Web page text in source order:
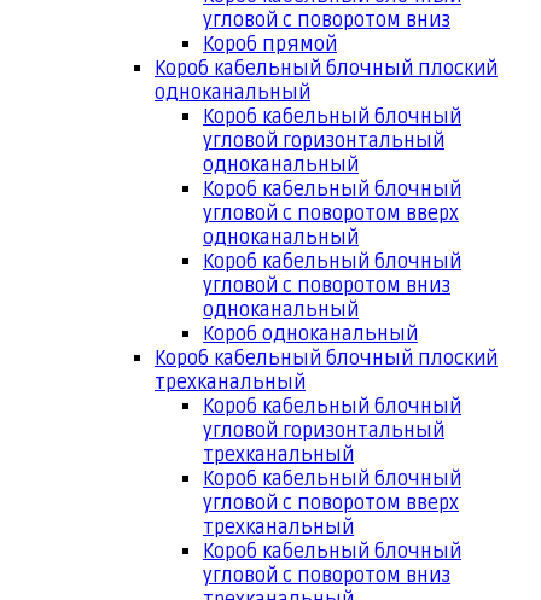
угловой с поворотом вниз
Короб прямой
Короб кабельный блочный плоский
одноканальный
Короб кабельный блочный
угловой горизонтальный
одноканальный
Короб кабельный блочный
угловой с поворотом вверх
одноканальный
Короб кабельный блочный
угловой с поворотом вниз
одноканальный
Короб одноканальный
Короб кабельный блочный плоский
трехканальный
Короб кабельный блочный
угловой горизонтальный
трехканальный
Короб кабельный блочный
угловой с поворотом вверх
трехканальный
Короб кабельный блочный
угловой с поворотом вниз